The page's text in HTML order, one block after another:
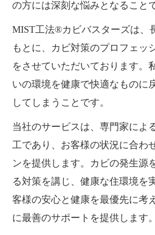
の方には深刻な悩みとなること
MIST工法®カビバスターズは、
もとに、カビ対策のプロフェッ
をさせていただいております。
いの環境を健康で快適なものに
してしまうことです。
当社のサービスは、専門家によ
工であり、お客様の状況に合わ
ンを提供します。カビの発生源
る対策を講じ、健康な住環境を
客様の安心と健康を最優先に考
に最善のサポートを提供します。